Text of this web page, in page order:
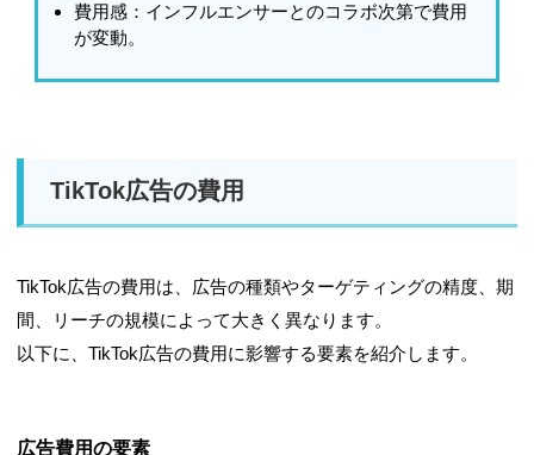
費用感 ：インフルエンサーとのコラボ次第で費用
が変動。
TikTok広告の費用
TikTok広告の費用は、広告の種類やターゲティングの精度、期
間、リーチの規模によって大きく異なります。
以下に、TikTok広告の費用に影響する要素を紹介します。
広告費用の要素